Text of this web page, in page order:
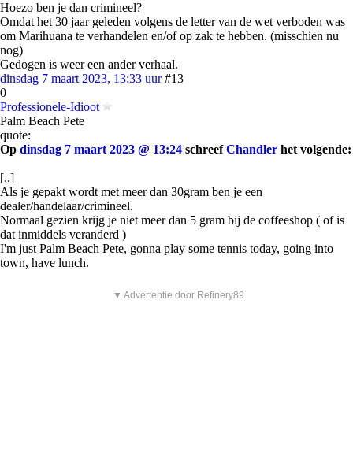
Hoezo ben je dan crimineel?
Omdat het 30 jaar geleden volgens de letter van de wet verboden was
om Marihuana te verhandelen en/of op zak te hebben. (misschien nu
nog)
Gedogen is weer een ander verhaal.
dinsdag 7 maart 2023, 13:33 uur #13
0
Professionele-Idioot
Palm Beach Pete
quote:
Op dinsdag 7 maart 2023 @ 13:24 schreefChandler het volgende:
[..]
Als je gepakt wordt met meer dan 30gram ben je een
dealer/handelaar/crimineel.
Normaal gezien krijg je niet meer dan 5 gram bij de coffeeshop ( of is
dat inmiddels veranderd )
I'm just Palm Beach Pete, gonna play some tennis today, going into
town, have lunch.
▼ Advertentie door Refinery89